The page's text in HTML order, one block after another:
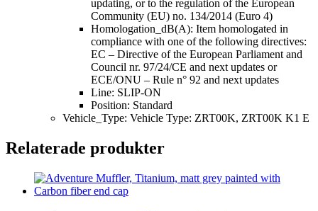
updating, or to the regulation of the European
Community (EU) no. 134/2014 (Euro 4)
Homologation_dB(A): Item homologated in
compliance with one of the following directives:
EC – Directive of the European Parliament and
Council nr. 97/24/CE and next updates or
ECE/ONU – Rule n° 92 and next updates
Line: SLIP-ON
Position: Standard
Vehicle_Type: Vehicle Type: ZRT00K, ZRT00K K1 E
Relaterade produkter